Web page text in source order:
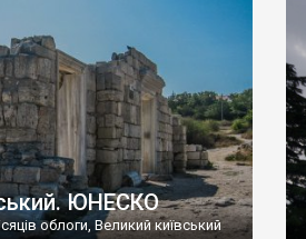
викрадені з фондів об’єкту
«Херсонеса Таврійського».
Візантії», але експерти та
це лише […]
ЮНЕСКО
облоги, Великий київський